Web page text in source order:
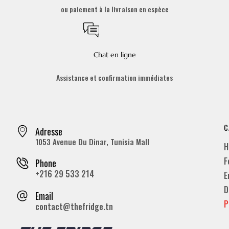
ou paiement à la livraison en espèce
Chat en ligne
Assistance et confirmation immédiates
Adresse
1053 Avenue Du Dinar, Tunisia Mall
Phone
+216 29 533 214
Email
contact@thefridge.tn